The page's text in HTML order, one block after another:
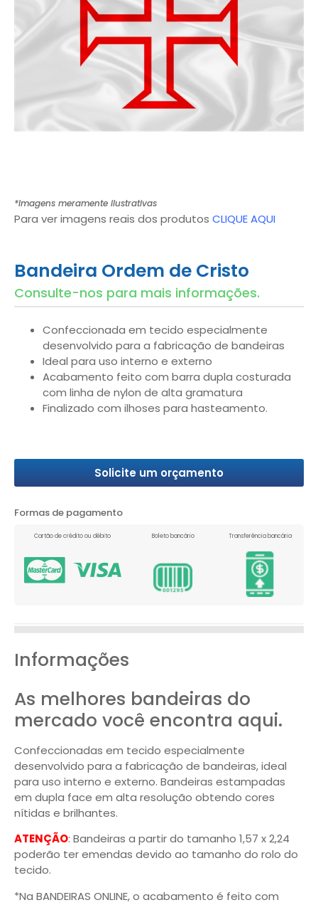
*Imagens meramente ilustrativas
Para ver imagens reais dos produtos CLIQUE AQUI
Bandeira Ordem de Cristo
Consulte-nos para mais informações.
Confeccionada em tecido especialmente
desenvolvido para a fabricação de bandeiras
Ideal para uso interno e externo
Acabamento feito com barra dupla costurada
com linha de nylon de alta gramatura
Finalizado com ilhoses para hasteamento.
Solicite um orçamento
Formas de pagamento
Cartão de crédito ou débito Boleto bancário Transferência bancária
Informações
As melhores bandeiras do
mercado você encontra aqui.
Confeccionadas em tecido especialmente
desenvolvido para a fabricação de bandeiras, ideal
para uso interno e externo. Bandeiras estampadas
em dupla face em alta resolução obtendo cores
nítidas e brilhantes.
ATENÇÃO: Bandeiras a partir do tamanho 1,57 x 2,24
poderão ter emendas devido ao tamanho do rolo do
tecido.
*Na BANDEIRAS ONLINE, o acabamento é feito com